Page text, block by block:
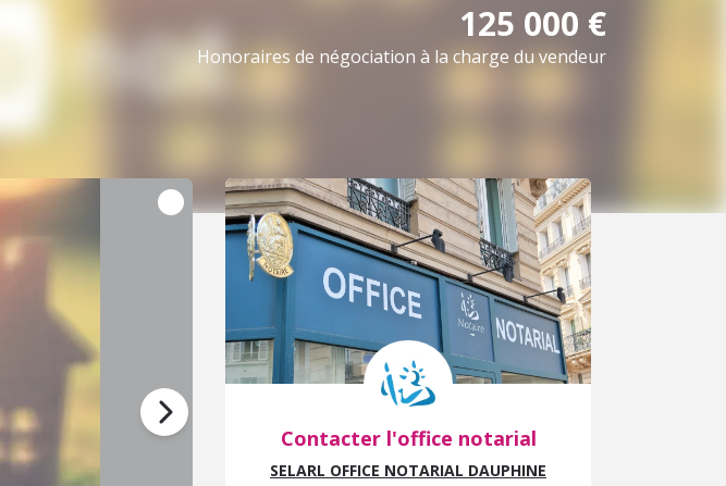
125 000 €
Honoraires de négociation à la charge du vendeur
Contacter l'office notarial
SELARL OFFICE NOTARIAL DAUPHINE